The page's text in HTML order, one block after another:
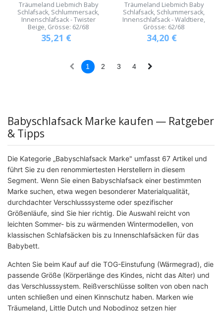
Träumeland Liebmich Baby
Schlafsack, Schlummersack,
Innenschlafsack - Twister
Beige, Grösse: 62/68
35,21 €
Träumeland Liebmich Baby
Schlafsack, Schlummersack,
Innenschlafsack - Waldtiere,
Grösse: 62/68
34,20 €
1 2 3 4
Babyschlafsack Marke kaufen — Ratgeber
& Tipps
Die Kategorie „Babyschlafsack Marke" umfasst 67 Artikel und
führt Sie zu den renommiertesten Herstellern in diesem
Segment. Wenn Sie einen Babyschlafsack einer bestimmten
Marke suchen, etwa wegen besonderer Materialqualität,
durchdachter Verschlusssysteme oder spezifischer
Größenläufe, sind Sie hier richtig. Die Auswahl reicht von
leichten Sommer- bis zu wärmenden Wintermodellen, von
klassischen Schlafsäcken bis zu Innenschlafsäcken für das
Babybett.
Achten Sie beim Kauf auf die TOG-Einstufung (Wärmegrad), die
passende Größe (Körperlänge des Kindes, nicht das Alter) und
das Verschlusssystem. Reißverschlüsse sollten von oben nach
unten schließen und einen Kinnschutz haben. Marken wie
Träumeland, Little Dutch und Nobodinoz setzen hier